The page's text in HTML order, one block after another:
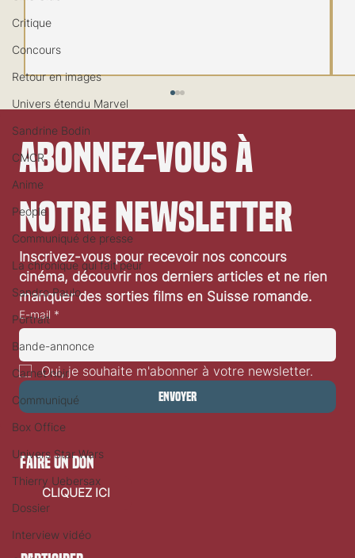
Critique
Concours
Retour en images
Univers étendu Marvel
Sandrine Bodin
CMCR
Anime
People
Communiqué de presse
La chronique qui fait peur
Sandro Paulo
Portrait
Bande-annonce
Carnet noir
Communiqué
Box Office
Univers Star Wars
Thierry Uebersax
Dossier
Interview vidéo
Festival de Locarno 2026: Dances With Wolves
Abonnez-vous à
notre newsletter
Inscrivez-vous pour recevoir nos concours
cinéma, découvrir nos derniers articles et ne rien
manquer des sorties films en Suisse romande.
E-mail *
Oui, je souhaite m'abonner à votre newsletter.
Envoyer
faire un don
CLIQUEZ ICI